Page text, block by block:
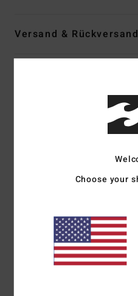
Versand & Rückversand
Komfort
4.0
Choose your